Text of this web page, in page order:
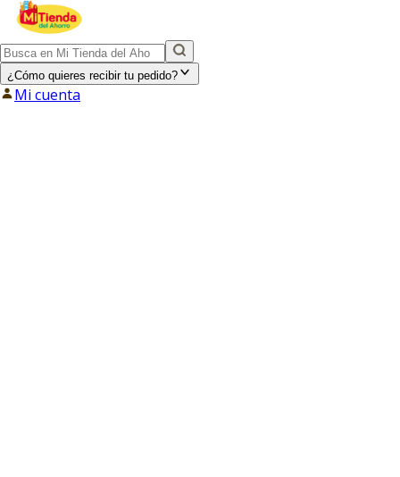
¿Cómo quieres recibir tu pedido?
Mi cuenta